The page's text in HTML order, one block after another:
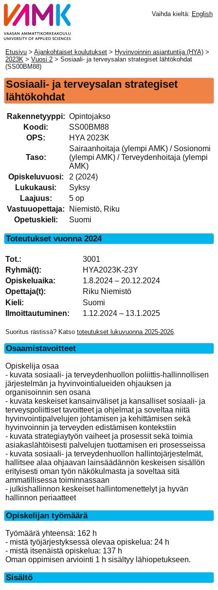
Vaihda kieltä: English
Etusivu >Ajankohtaiset koulutukset > Hyvinvoinnin asiantuntija (HYA) >
2023K >Vuosi 2 > Sosiaali- ja terveysalan strategiset lähtökohdat
(SS00BM88)
Sosiaali- ja terveysalan strategiset
lähtökohdat
Rakennetyyppi: Opintojakso
Koodi:
SS00BM88
OPS:
HYA 2023K
Taso:
Sairaanhoitaja (ylempi AMK) / Sosionomi
(ylempi AMK) / Terveydenhoitaja (ylempi
AMK)
Opiskeluvuosi:
2 (2024)
Lukukausi:
Syksy
Laajuus:
5 op
Vastuuopettaja:
Niemistö, Riku
Opetuskieli:
Suomi
Toteutukset vuonna 2024
3001
HYA2023K-23Y
1.8.2024 – 20.12.2024
Riku Niemistö
Suomi
1.12.2024 – 13.1.2025
Suoritus rästissä? Katsototeutukset lukuvuonna 2025-2026.
Osaamistavoitteet
Opiskelija osaa
- kuvata sosiaali- ja terveydenhuollon poliittis-hallinnollisen
järjestelmän ja hyvinvointialueiden ohjauksen ja
organisoinnin sen osana
- kuvata keskeiset kansainväliset ja kansalliset sosiaali- ja
terveyspoliittiset tavoitteet ja ohjelmat ja soveltaa niitä
hyvinvointipalvelujen johtamisen ja kehittämisen sekä
hyvinvoinnin ja terveyden edistämisen kontekstiin
- kuvata strategiaytyön vaiheet ja prosessit sekä toimia
asiakaslähtöisesti palvelujen tuottamisen eri prosesseissa
- kuvata sosiaali- ja terveydenhuollon hallintojärjestelmät,
hallitsee alaa ohjaavan lainsäädännön keskeisen sisällön
erityisesti oman työn näkökulmasta ja soveltaa sitä
ammatillisessa toiminnassaan
- julkishallinnon keskeiset hallintomenettelyt ja hyvän
hallinnon periaatteet
Opiskelijan työmäärä
Työmäärä yhteensä: 162 h
- mistä työjärjestyksessä olevaa opiskelua: 24 h
- mistä itsenäistä opiskelua: 137 h
Oman oppimisen arviointi 1 h sisältyy lähiopetukseen.
Sisältö